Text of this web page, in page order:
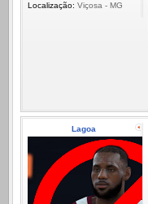
Localização: Viçosa - MG
Lagoa